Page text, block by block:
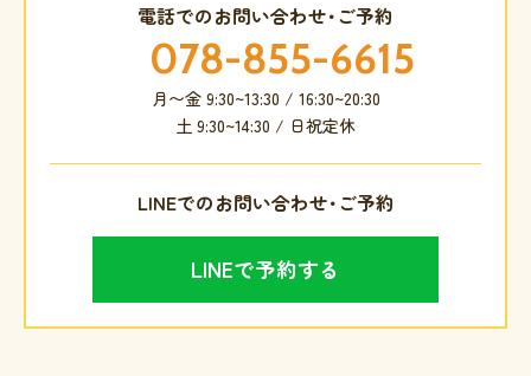
電話でのお問い合わせ･ご予約
078-855-6615
月〜金 9:30~13:30 / 16:30~20:30
土 9:30~14:30 / 日祝定休
LINEでのお問い合わせ･ご予約
LINEで予約する